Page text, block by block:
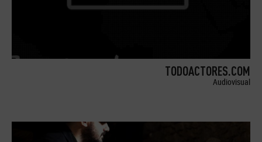
TODOACTORES.COM
Audiovisual